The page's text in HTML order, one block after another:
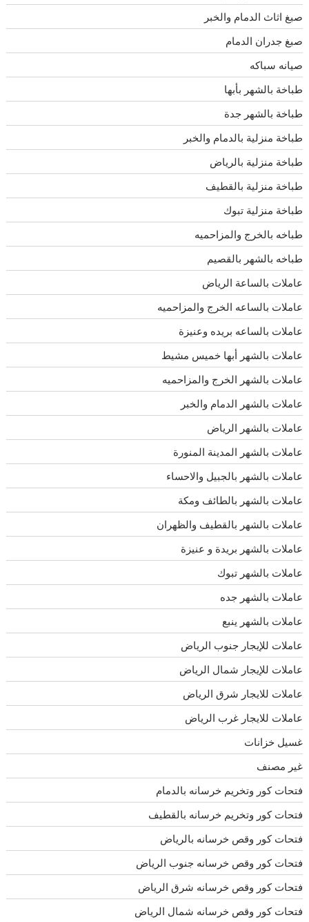
صبغ اثاث الدمام والخبر
صبغ جدران الدمام
صيانه سباكه
طباخة بالشهر بأبها
طباخة بالشهر جدة
طباخة منزلية بالدمام والخبر
طباخة منزلية بالرياض
طباخة منزلية بالقطيف
طباخة منزلية تبوك
طباخه بالخرج والمزاحميه
طباخه بالشهر بالقصيم
عاملات بالساعة الرياض
عاملات بالساعه الخرج والمزاحميه
عاملات بالساعه بريده وعنيزة
عاملات بالشهر أبها خميس مشيط
عاملات بالشهر الخرج والمزاحميه
عاملات بالشهر الدمام والخبر
عاملات بالشهر الرياض
عاملات بالشهر المدينة المنورة
عاملات بالشهر بالجبيل والاحساء
عاملات بالشهر بالطائف ومكة
عاملات بالشهر بالقطيف والظهران
عاملات بالشهر بريدة و عنيزة
عاملات بالشهر تبوك
عاملات بالشهر جده
عاملات بالشهر ينبع
عاملات للإيجار جنوب الرياض
عاملات للإيجار شمال الرياض
عاملات للايجار شرق الرياض
عاملات للايجار غرب الرياض
غسيل خزانات
غير مصنف
فتحات كور وتخريم خرسانه بالدمام
فتحات كور وتخريم خرسانه بالقطيف
فتحات كور وقص خرسانه بالرياض
فتحات كور وقص خرسانه جنوب الرياض
فتحات كور وقص خرسانه شرق الرياض
فتحات كور وقص خرسانه شمال الرياض